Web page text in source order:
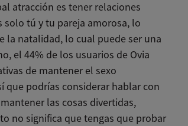
atracción es tener relaciones
solo tú y tu pareja amorosa, lo
la natalidad, lo cual puede ser una
el 44% de los usuarios de Ovia
de mantener el sexo
que podrías considerar hablar con
las cosas divertidas,
no significa que tengas que probar